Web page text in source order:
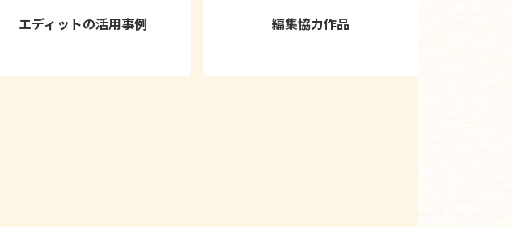
エディットの活用事例 編集協力作品